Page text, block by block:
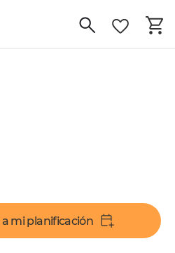
mi planificación